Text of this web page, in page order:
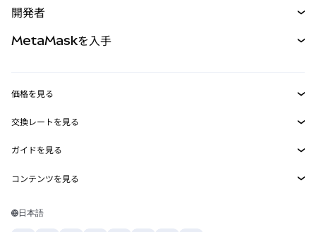
パーペチュアル
RWA
開発者
MetaMask Connect
Snaps
Web3サービス
MetaMaskを入手
セキュリティ
サポート
キャリア
価格を見る
イーサリアムの価格
Solanaの価格
Tetherの価格
交換レートを見る
ETH→USD
USDT→INR
BTC→INR
ガイドを見る
ETHの購入
コンテンツを見る
Solanaウォレット
日本語